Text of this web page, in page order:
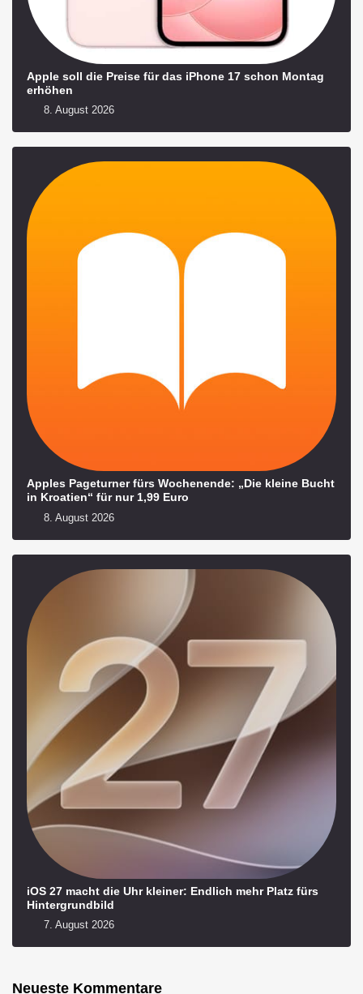
Apple soll die Preise für das iPhone 17 schon Montag
erhöhen
8. August 2026
Apples Pageturner fürs Wochenende: „Die kleine Bucht
in Kroatien“ für nur 1,99 Euro
8. August 2026
iOS 27 macht die Uhr kleiner: Endlich mehr Platz fürs
Hintergrundbild
7. August 2026
Neueste Kommentare